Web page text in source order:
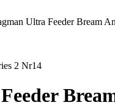
Ultra Feeder Bream